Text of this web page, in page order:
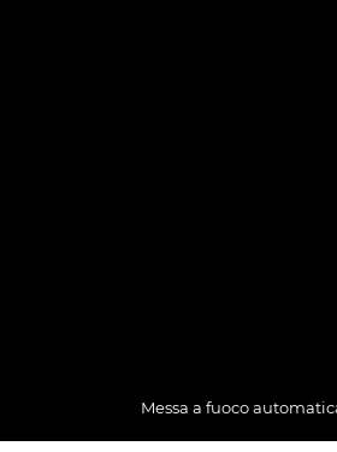
Messa a fuoco